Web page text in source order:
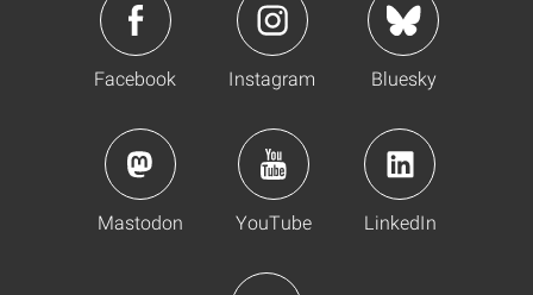
Facebook Instagram Bluesky
Mastodon YouTube LinkedIn